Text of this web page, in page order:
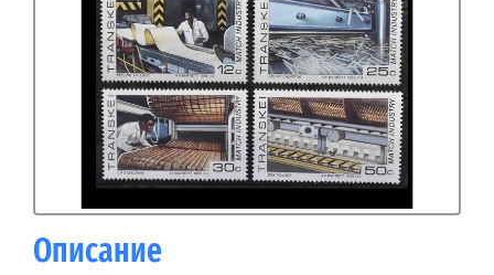
Описание